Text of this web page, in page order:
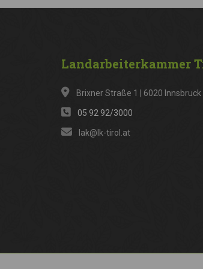
Landarbeiterkammer
Brixner Straße 1 | 6020 Innsbruck
05 92 92/3000
lak@lk-tirol.at